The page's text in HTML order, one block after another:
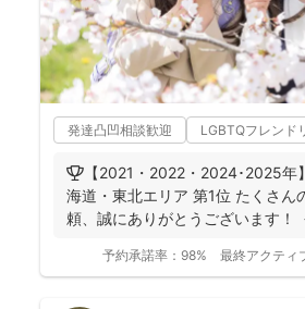
発達凸凹相談歓迎 LGBTQフレンド
🏆【2021・2022・2024･2025年
海道・東北エリア 第1位 たくさん
頼、誠にありがとうございま
予約承諾率： 98% 最終アクティ